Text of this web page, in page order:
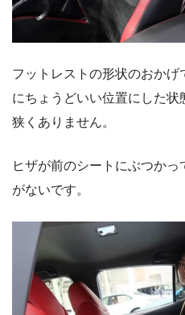
フットレストの形状のおか
にちょうどいい位置にした
狭くありません。
ヒザが前のシートにぶつか
がないです。